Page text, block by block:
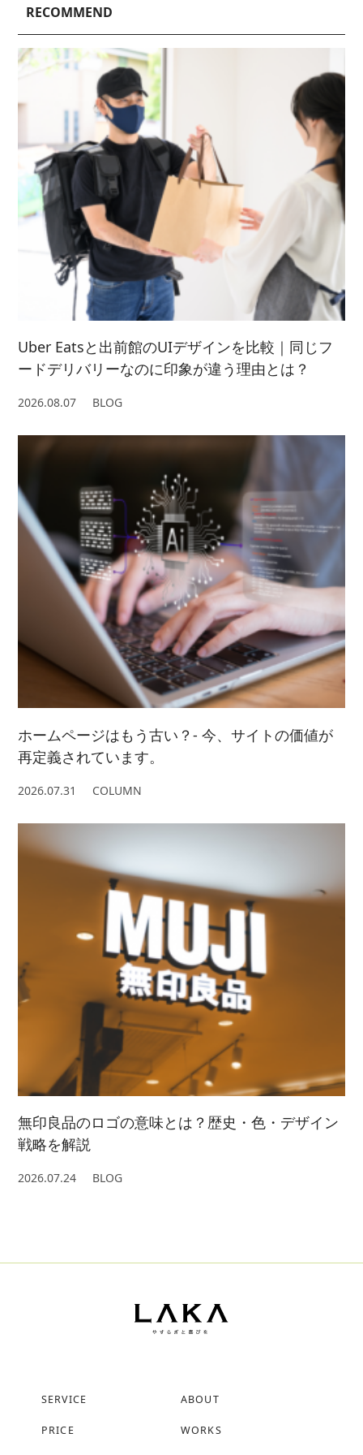
2025/ 3 (4)
2025/ 2 (5)
2025/ 1 (4)
2024/ 3 (5)
2024/ 2 (4)
2024/ 1 (5)
2023/ 6 (2)
2023/ 5 (2)
2023/ 4 (3)
2023/ 3 (3)
2023/ 2 (2)
2023/ 1 (3)
2022/ 8 (3)
2022/ 7 (5)
2022/ 6 (4)
2022/ 5 (5)
2022/ 4 (7)
2022/ 3 (4)
2022/ 2 (5)
2022/ 1 (5)
2021/ 9 (6)
2021/ 8 (3)
2021/ 7 (7)
2021/ 6 (5)
2021/ 5 (4)
2021/ 4 (7)
2021/ 3 (2)
2021/ 2 (4)
2020/ 7 (1)
RECOMMEND
Uber Eatsと出前館のUIデザインを比較｜同じフ
ードデリバリーなのに印象が違う理由とは？
2026.08.07 BLOG
ホームページはもう古い？- 今、サイトの価値が
再定義されています。
2026.07.31 COLUMN
無印良品のロゴの意味とは？歴史・色・デザイン
戦略を解説
2026.07.24 BLOG
SERVICE ABOUT
PRICE WORKS